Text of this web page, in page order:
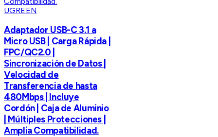
UGREEN
Adaptador USB-C 3.1 a
Micro USB | Carga Rápida |
FPC/QC2.0 |
Sincronización de Datos |
Velocidad de
Transferencia de hasta
480Mbps | Incluye
Cordón | Caja de Aluminio
| Múltiples Protecciones |
Amplia Compatibilidad.